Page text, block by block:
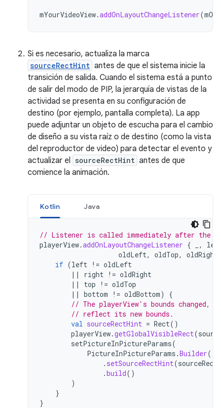
mYourVideoView.addOnLayoutChangeListener(
Si es necesario, actualiza la marca
sourceRectHint antes de que el sistema inicie la
transición de salida. Cuando el sistema está a punto
de salir del modo de PIP, la jerarquía de vistas de la
actividad se presenta en su configuración de
destino (por ejemplo, pantalla completa). La app
puede adjuntar un objeto de escucha para el cambio
de diseño a su vista raíz o de destino (como la vista
del reproductor de video) para detectar el evento y
actualizar el sourceRectHint antes de que
comience la animación.
Kotlin Java
// Listener is called immediately after the
playerView.addOnLayoutChangeListener { ,
oldLeft, oldTop, oldRight
if (left != oldLeft
||
right != oldRight
||
top != oldTop
||
bottom != oldBottom)
{
// The playerView's bounds changed,
// reflect its new bounds.
val sourceRectHint = Rect()
playerView.getGlobalVisibleRect(
setPictureInPictureParams(
PictureInPictureParams .Builder()
. setSourceRectHint(
.build()
)
}
}